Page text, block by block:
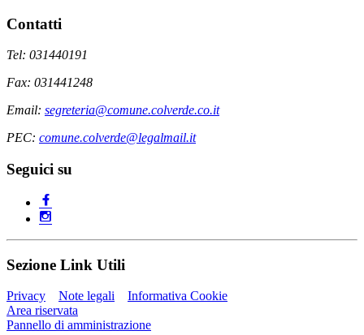
Contatti
Tel: 031440191
Fax: 031441248
Email: segreteria@comune.colverde.co.it
PEC: comune.colverde@legalmail.it
Seguici su
Sezione Link Utili
Privacy Note legali
Informativa Cookie
Area riservata
Pannello di amministrazione